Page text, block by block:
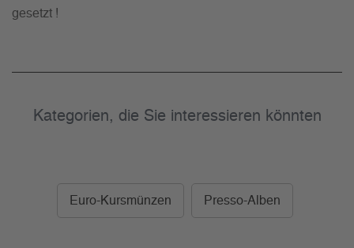
gesetzt !
Kategorien, die Sie interessieren könnten
Euro-Kursmünzen Presso-Alben